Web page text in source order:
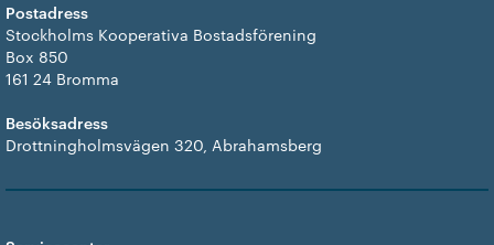
Postadress
Stockholms Kooperativa Bostadsförening
Box 850
161 24 Bromma
Besöksadress
Drottningholmsvägen 320, Abrahamsberg